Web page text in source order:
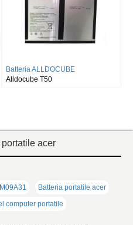
Batteria ALLDOCUBE
Alldocube T50
acer
Batteria portatile acer
computer portatile